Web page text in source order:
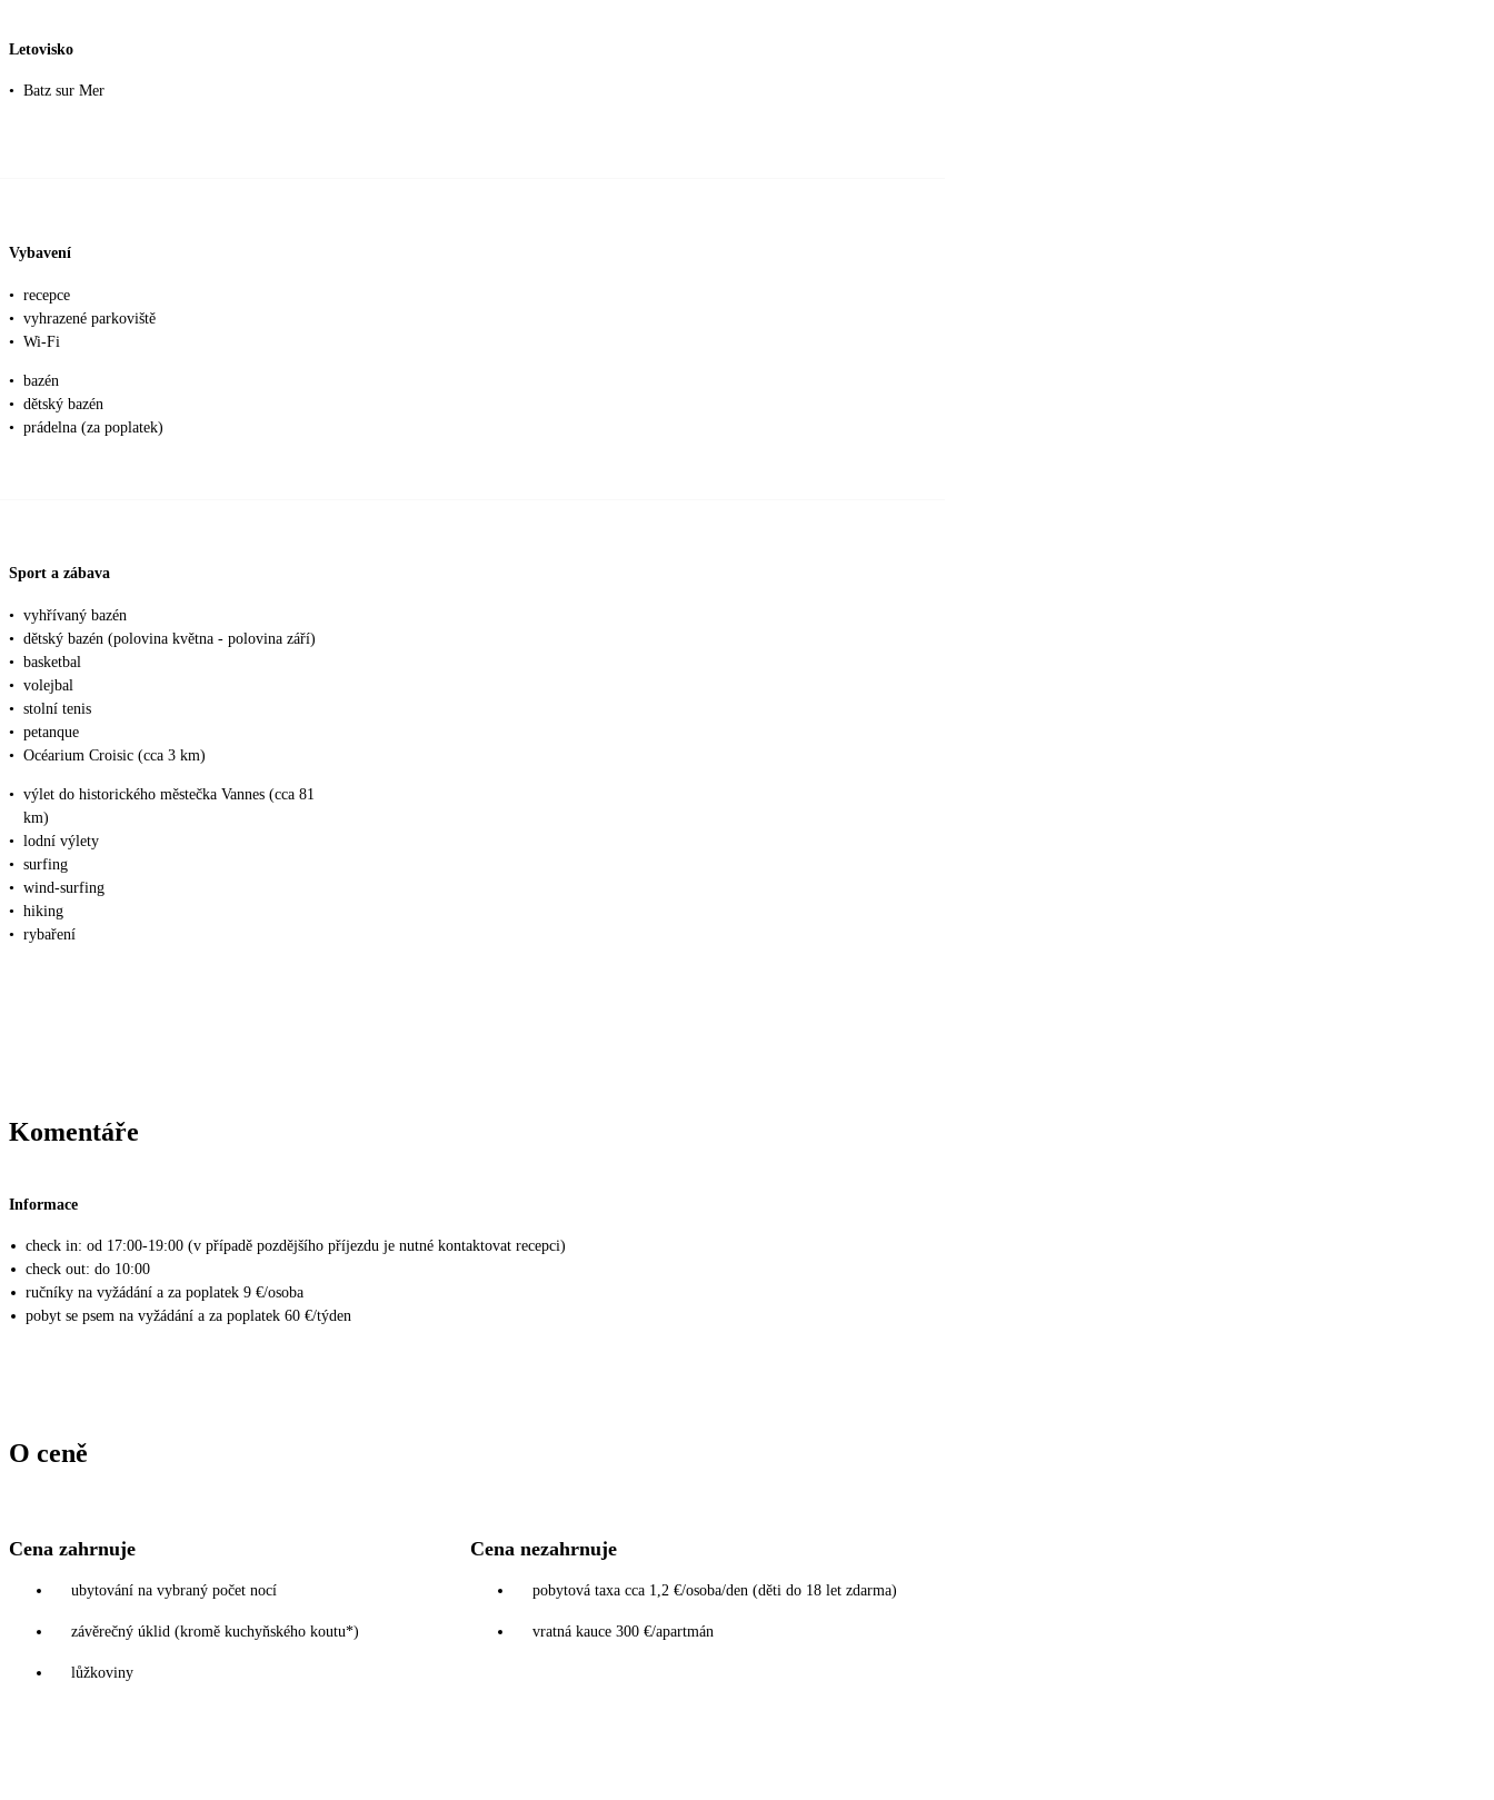
Letovisko
• Batz sur Mer
Vybavení
• recepce
• vyhrazené parkoviště
• Wi-Fi
• bazén
• dětský bazén
• prádelna (za poplatek)
Sport a zábava
• vyhřívaný bazén
• dětský bazén (polovina května - polovina září)
• basketbal
• volejbal
• stolní tenis
• petanque
• Océarium Croisic (cca 3 km)
• výlet do historického městečka Vannes (cca 81
km)
• lodní výlety
• surfing
• wind-surfing
• hiking
• rybaření
Komentáře
Informace
check in: od 17:00-19:00 (v případě pozdějšího příjezdu je nutné kontaktovat recepci)
check out: do 10:00
ručníky na vyžádání a za poplatek 9 €/osoba
pobyt se psem na vyžádání a za poplatek 60 €/týden
O ceně
Cena zahrnuje
ubytování na vybraný počet nocí
závěrečný úklid (kromě kuchyňského koutu*)
lůžkoviny
Cena nezahrnuje
pobytová taxa cca 1,2 €/osoba/den (děti do 18 let zdarma)
vratná kauce 300 €/apartmán